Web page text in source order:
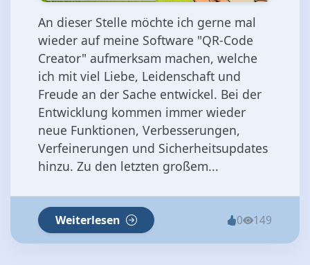
An dieser Stelle möchte ich gerne mal
wieder auf meine Software "QR-Code
Creator" aufmerksam machen, welche
ich mit viel Liebe, Leidenschaft und
Freude an der Sache entwickel. Bei der
Entwicklung kommen immer wieder
neue Funktionen, Verbesserungen,
Verfeinerungen und Sicherheitsupdates
hinzu. Zu den letzten großem...
Weiterlesen 0 149